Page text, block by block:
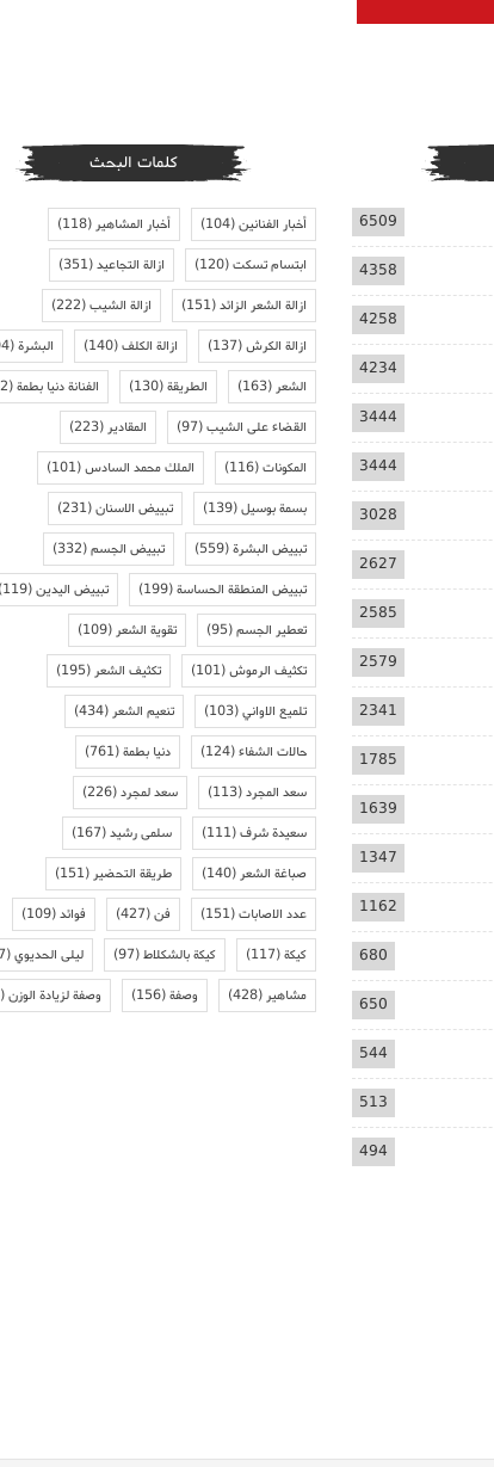
6509
4358
4258
4234
3444
3444
3028
2627
2585
2579
2341
1785
1639
1347
1162
680
650
544
513
494
كلمات البحث
أخبار الفنانين(104) أخبار المشاهير(118)
ابتسام تسكت(120) ازالة التجاعيد(351)
ازالة الشعر الزائد(151) ازالة الشيب(222)
ازالة الكرش(137) ازالة الكلف(140) البشرة(194)
الشعر(163) الطريقة(130) الفنانة دنيا بطمة(142)
القضاء على الشيب(97) المقادير(223)
المكونات(116) الملك محمد السادس(101)
بسمة بوسيل(139) تبييض الاسنان(231)
تبييض البشرة(559) تبييض الجسم(332)
تبييض المنطقة الحساسة(199) تبييض اليدين(119)
تعطير الجسم(95) تقوية الشعر(109)
تكثيف الرموش(101) تكثيف الشعر(195)
تلميع الاواني(103) تنعيم الشعر(434)
حالات الشفاء(124) دنيا بطمة(761)
سعد المجرد(113) سعد لمجرد(226)
سعيدة شرف(111) سلمى رشيد(167)
صباغة الشعر(140) طريقة التحضير(151)
عدد الاصابات(151) فن(427) فوائد(109)
كيكة(117) كيكة بالشكلاط(97) ليلى الحديوي(97)
مشاهير(428) وصفة(156) وصفة لزيادة الوزن(138)